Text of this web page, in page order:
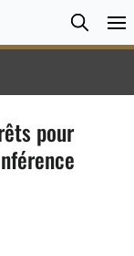
Search
pour